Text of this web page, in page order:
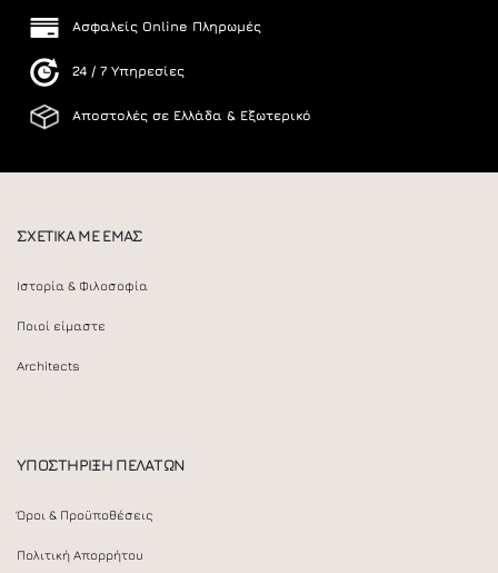
Ασφαλείς Online Πληρωμές
24 / 7 Υπηρεσίες
Αποστολές σε Ελλάδα & Εξωτερικό
ΣΧΕΤΙΚΑ ΜΕ ΕΜΑΣ
Ιστορία & Φιλοσοφία
Ποιοί είμαστε
Architects
ΥΠΟΣΤΗΡΙΞΗ ΠΕΛΑΤΩΝ
Όροι & Προϋποθέσεις
Πολιτική Απορρήτου